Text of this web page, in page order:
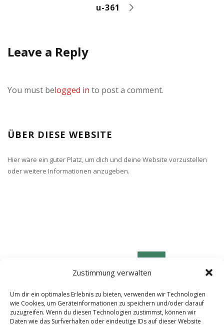
Zustimmung verwalten
Um dir ein optimales Erlebnis zu bieten, verwenden wir Technologien
wie Cookies, um Geräteinformationen zu speichern und/oder darauf
zuzugreifen. Wenn du diesen Technologien zustimmst, können wir
Daten wie das Surfverhalten oder eindeutige IDs auf dieser Website
u-361
Leave a Reply
You must belogged in to post a comment.
ÜBER DIESE WEBSITE
Hier wäre ein guter Platz, um dich und deine Website vorzustellen
oder weitere Informationen anzugeben.